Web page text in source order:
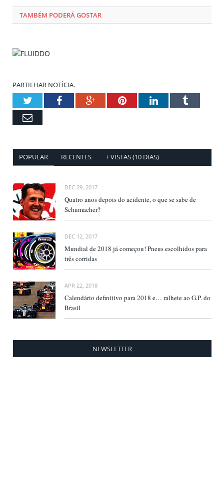
TAMBÉM PODERÁ GOSTAR
PARTILHAR NOTÍCIA.
TwitterFacebookGoogle+PinterestLinkedInTumblr
Email
POPULAR RECENTES + VISTAS (10 DIAS)
DEC 29, 2017
Quatro anos depois do acidente, o que se sabe de
Schumacher?
DEC 12, 2017
Mundial de 2018 já começou! Pneus escolhidos para
três corridas
APR 22, 2018
Calendário definitivo para 2018 e… ralhete ao G.P. do
Brasil
NEWSLETTER